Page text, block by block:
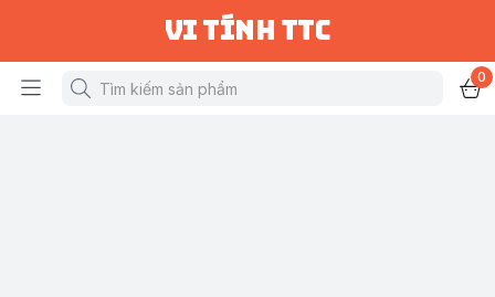
vi tính ttc
0